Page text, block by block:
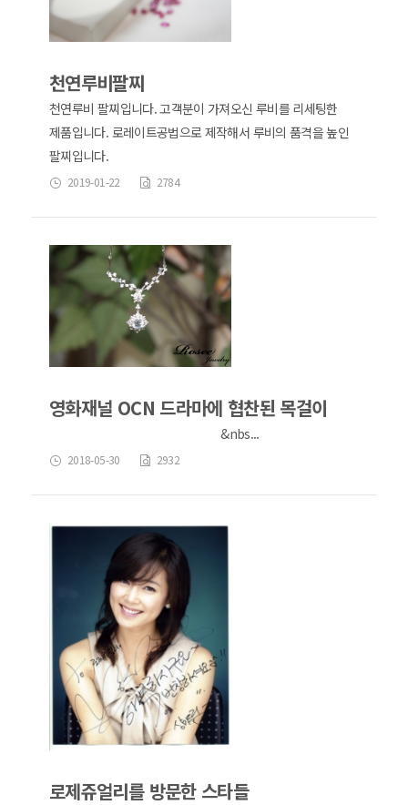
천연루비팔찌
천연루비 팔찌입니다. 고객분이 가져오신 루비를 리세팅한
제품입니다. 로레이트공법으로 제작해서 루비의 품격을 높인
팔찌입니다.
2019-01-22 2784
영화재널 OCN 드라마에 협찬된 목걸이
&nbs...
2018-05-30 2932
로제쥬얼리를 방문한 스타들